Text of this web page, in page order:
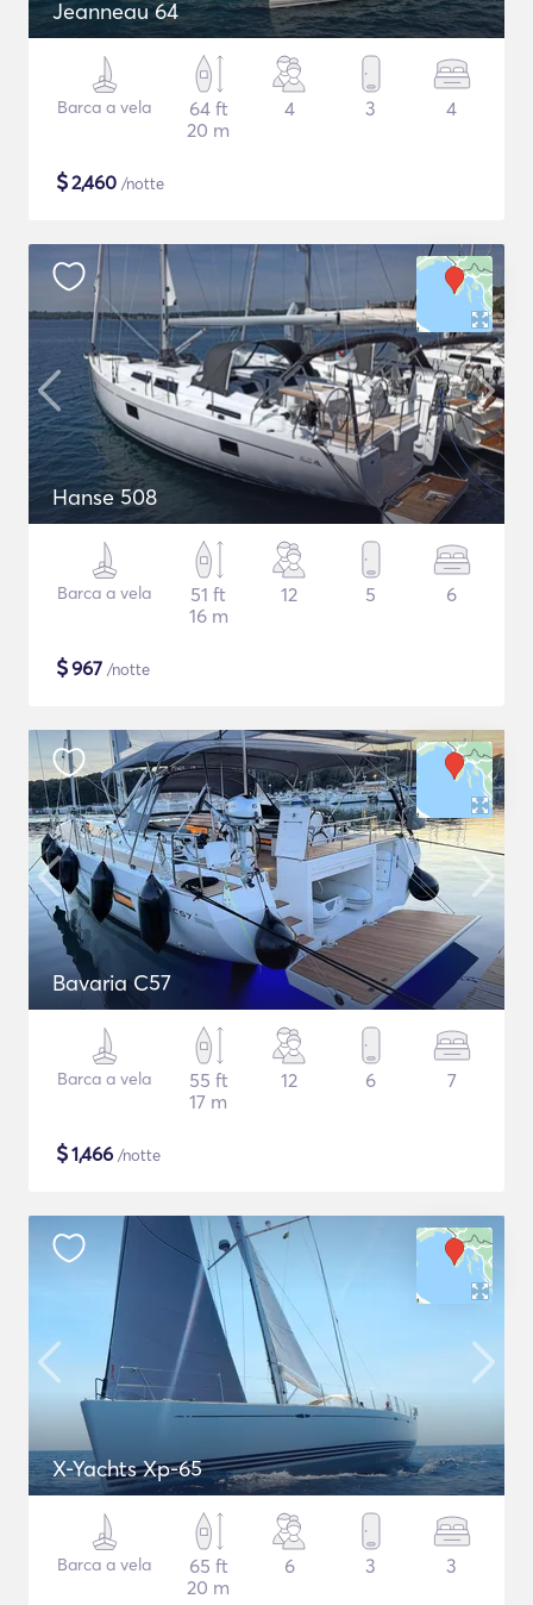
Jeanneau 64
Barca a vela
64 ft
20 m
4 3 4
$2,460 /notte
Hanse 508
Barca a vela
51 ft
16 m
12 5 6
$967 /notte
Bavaria C57
Barca a vela
55 ft
17 m
12 6 7
$1,466 /notte
X-Yachts Xp-65
Barca a vela
65 ft
20 m
6 3 3